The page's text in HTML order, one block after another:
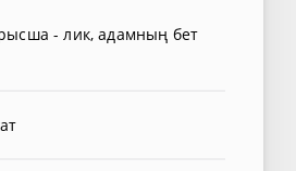
- лик, адамның бет